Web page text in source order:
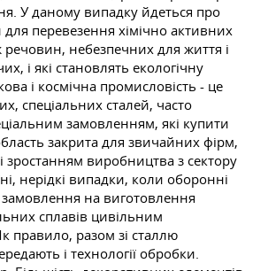
У даному випадку йдеться про
для перевезення хімічно активних
небезпечних для життя і
і які становлять екологічну
і космічна промисловість - це
спеціальних сталей, часто
замовленням, які купити
закрита для звичайних фірм,
зростанням виробництва з сектору
нерідкі випадки, коли оборонні
на виготовлення
сплавів цивільним
правило, разом зі сталлю
і технології обробки.